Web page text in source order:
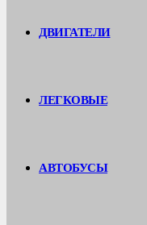
ДВИГАТЕЛИ
ЛЕГКОВЫЕ
АВТОБУСЫ